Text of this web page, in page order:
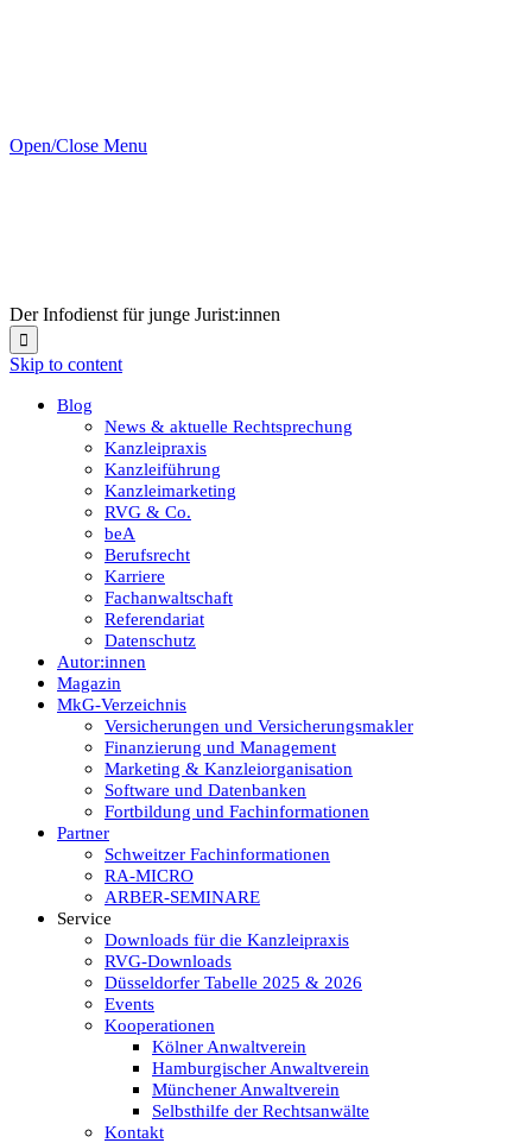
Open/Close Menu
Der Infodienst für junge Jurist:innen

Skip to content
Blog
News & aktuelle Rechtsprechung
Kanzleipraxis
Kanzleiführung
Kanzleimarketing
RVG & Co.
beA
Berufsrecht
Karriere
Fachanwaltschaft
Referendariat
Datenschutz
Autor:innen
Magazin
MkG-Verzeichnis
Versicherungen und Versicherungsmakler
Finanzierung und Management
Marketing & Kanzleiorganisation
Software und Datenbanken
Fortbildung und Fachinformationen
Partner
Schweitzer Fachinformationen
RA-MICRO
ARBER-SEMINARE
Service
Downloads für die Kanzleipraxis
RVG-Downloads
Düsseldorfer Tabelle 2025 & 2026
Events
Kooperationen
Kölner Anwaltverein
Hamburgischer Anwaltverein
Münchener Anwaltverein
Selbsthilfe der Rechtsanwälte
Kontakt